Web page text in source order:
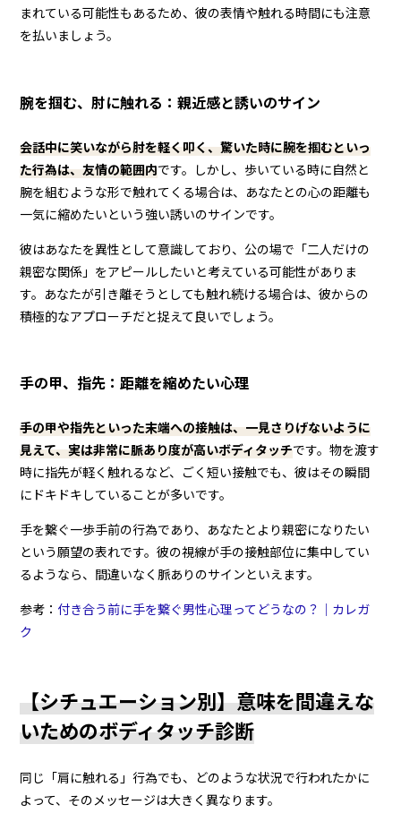
まれている可能性もあるため、彼の表情や触れる時間にも注意
を払いましょう。
腕を掴む、肘に触れる：親近感と誘いのサイン
会話中に笑いながら肘を軽く叩く、驚いた時に腕を掴むといっ
た行為は、友情の範囲内です。しかし、歩いている時に自然と
腕を組むような形で触れてくる場合は、あなたとの心の距離も
一気に縮めたいという強い誘いのサインです。
彼はあなたを異性として意識しており、公の場で「二人だけの
親密な関係」をアピールしたいと考えている可能性がありま
す。あなたが引き離そうとしても触れ続ける場合は、彼からの
積極的なアプローチだと捉えて良いでしょう。
手の甲、指先：距離を縮めたい心理
手の甲や指先といった末端への接触は、一見さりげないように
見えて、実は非常に脈あり度が高いボディタッチです。物を渡す
時に指先が軽く触れるなど、ごく短い接触でも、彼はその瞬間
にドキドキしていることが多いです。
手を繋ぐ一歩手前の行為であり、あなたとより親密になりたい
という願望の表れです。彼の視線が手の接触部位に集中してい
るようなら、間違いなく脈ありのサインといえます。
参考： 付き合う前に手を繋ぐ男性心理ってどうなの？｜カレガ
ク
【シチュエーション別】意味を間違えな
いためのボディタッチ診断
同じ「肩に触れる」行為でも、どのような状況で行われたかに
よって、そのメッセージは大きく異なります。